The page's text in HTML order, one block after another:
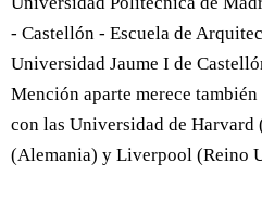
- Castellón - Escuela de
Universidad Jaume I de
Mención aparte merece
con las Universidad de Harvard
(Alemania) y Liverpool (Reino